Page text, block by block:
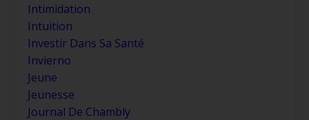
Intimidation
Intuition
Investir Dans Sa Santé
Invierno
Jeune
Jeunesse
Journal De Chambly